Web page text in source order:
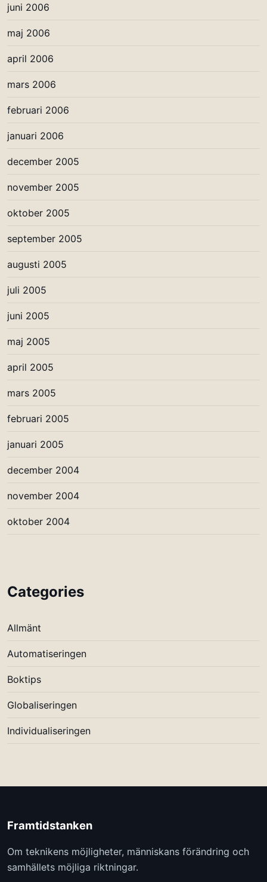
juni 2006
maj 2006
april 2006
mars 2006
februari 2006
januari 2006
december 2005
november 2005
oktober 2005
september 2005
augusti 2005
juli 2005
juni 2005
maj 2005
april 2005
mars 2005
februari 2005
januari 2005
december 2004
november 2004
oktober 2004
Categories
Allmänt
Automatiseringen
Boktips
Globaliseringen
Individualiseringen
Framtidstanken
Om teknikens möjligheter, människans förändring och
samhällets möjliga riktningar.